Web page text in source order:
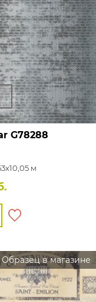
G78288
м
Образец в магазине